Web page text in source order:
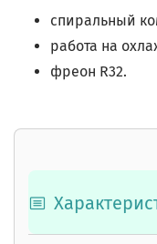
спиральный
работа на
фреон R32.